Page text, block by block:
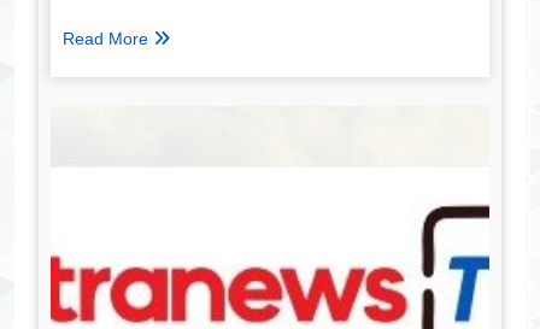
Read More